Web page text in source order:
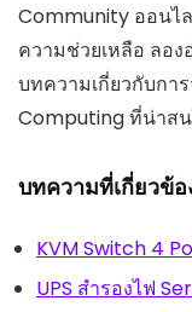
Community ออนไ
ความช่วยเหลือ ลอ
บทความเกี่ยวกับกา
Computing ที่น่าส
บทความที่เกี่ยวข้อ
KVM Switch 4
UPS สำรองไฟ